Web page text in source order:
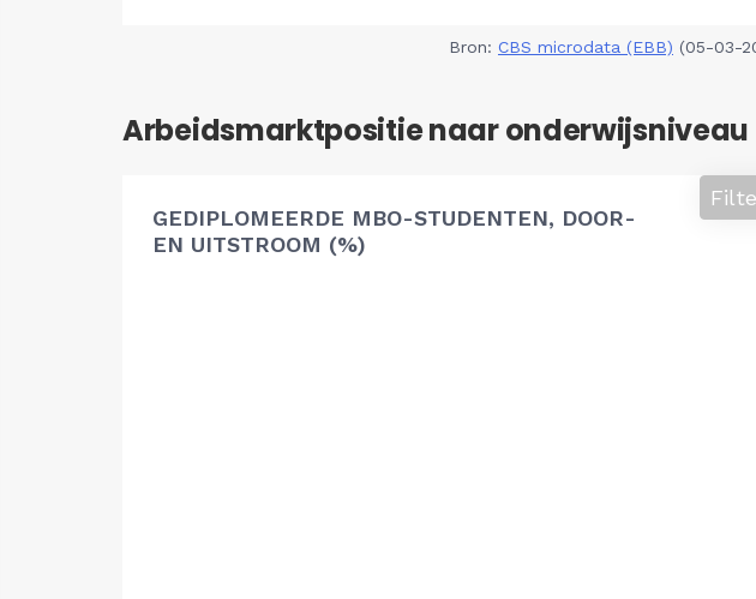
Bron: CBS microdata (EBB) (05-03-
Arbeidsmarktpositie naar onderwijsniveau
GEDIPLOMEERDE MBO-STUDENTEN, DOOR-
EN UITSTROOM (%)